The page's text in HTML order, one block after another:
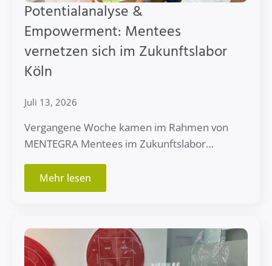
Potentialanalyse &
Empowerment: Mentees
vernetzen sich im Zukunftslabor
Köln
Juli 13, 2026
Vergangene Woche kamen im Rahmen von
MENTEGRA Mentees im Zukunftslabor…
Mehr lesen